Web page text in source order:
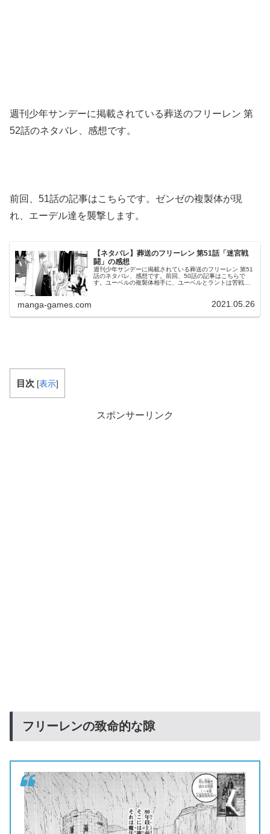
週刊少年サンデーに掲載されている葬送のフリーレン 第
52話のネタバレ、感想です。
前回、51話の記事はこちらです。ゼンゼの複製体が現
れ、エーデル達を襲撃します。
【ネタバレ】葬送のフリーレン 第51話「迷宮戦
闘」の感想
週刊少年サンデーに掲載されている葬送のフリーレン 第51
話のネタバレ、感想です。前回、50話の記事はこちらで
す。ユーベルの複製体相手に、ユーベルとラントは苦戦し
manga-games.com 2021.05.26
目次 [表示]
スポンサーリンク
フリーレンの致命的な隙